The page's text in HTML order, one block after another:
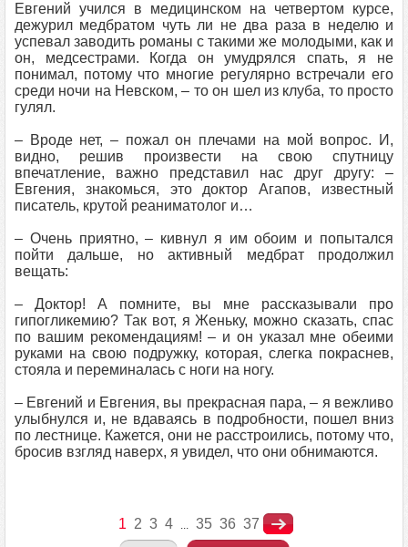
Евгений учился в медицинском на четвертом курсе,
дежурил медбратом чуть ли не два раза в неделю и
успевал заводить романы с такими же молодыми, как и
он, медсестрами. Когда он умудрялся спать, я не
понимал, потому что многие регулярно встречали его
среди ночи на Невском, – то он шел из клуба, то просто
гулял.
– Вроде нет, – пожал он плечами на мой вопрос. И,
видно, решив произвести на свою спутницу
впечатление, важно представил нас друг другу: –
Евгения, знакомься, это доктор Агапов, известный
писатель, крутой реаниматолог и…
– Очень приятно, – кивнул я им обоим и попытался
пойти дальше, но активный медбрат продолжил
вещать:
– Доктор! А помните, вы мне рассказывали про
гипогликемию? Так вот, я Женьку, можно сказать, спас
по вашим рекомендациям! – и он указал мне обеими
руками на свою подружку, которая, слегка покраснев,
стояла и переминалась с ноги на ногу.
– Евгений и Евгения, вы прекрасная пара, – я вежливо
улыбнулся и, не вдаваясь в подробности, пошел вниз
по лестнице. Кажется, они не расстроились, потому что,
бросив взгляд наверх, я увидел, что они обнимаются.
1 2 3 4 ... 35 36 37